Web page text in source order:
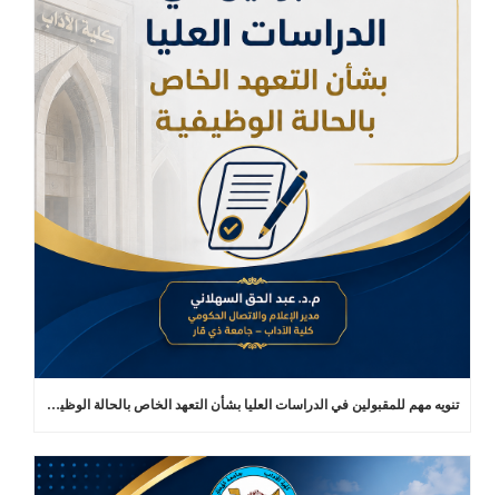
تنويه مهم للمقبولين في الدراسات العليا بشأن التعهد الخاص بالحالة الوظيفية